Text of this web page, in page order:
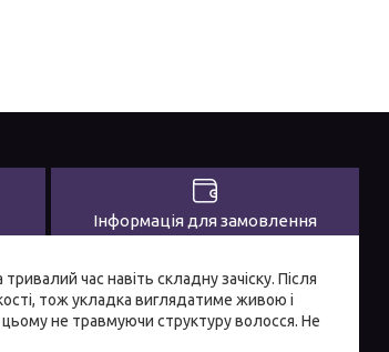
Інформація для замовлення
час навіть складну зачіску. Після
тож укладка виглядатиме живою і
не травмуючи структуру волосся. Не